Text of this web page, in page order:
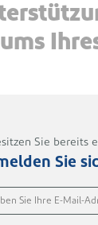
Sie bereits
Sie